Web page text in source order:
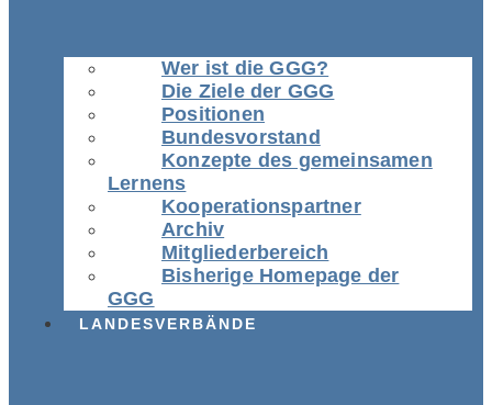
Wer ist die GGG?
Die Ziele der GGG
Positionen
Bundesvorstand
Konzepte des gemeinsamen
Lernens
Kooperationspartner
Archiv
Mitgliederbereich
Bisherige Homepage der
GGG
LANDESVERBÄNDE